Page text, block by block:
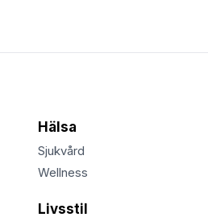
Hälsa
Sjukvård
Wellness
Livsstil